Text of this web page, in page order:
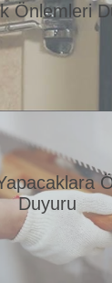
Önlemleri
Duyuru